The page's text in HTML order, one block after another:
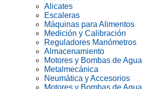
Alicates
Escaleras
Máquinas para Alimentos
Medición y Calibración
Reguladores Manómetros
Almacenamiento
Motores y Bombas de Agua
Metalmecánica
Neumática y Accesorios
Motores y Bombas de Agua